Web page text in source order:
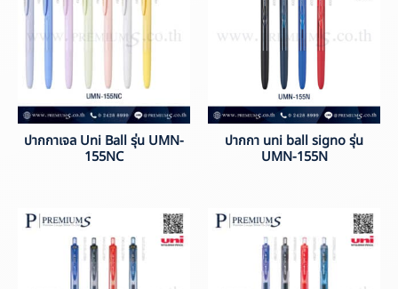
ปากกาเจล Uni Ball รุ่น UMN-
155NC
ปากกา uni ball signo รุ่น
UMN-155N